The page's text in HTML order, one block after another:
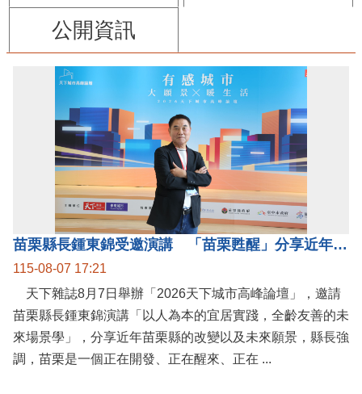
公開資訊
苗栗縣長鍾東錦受邀演講 「苗栗甦醒」分享近年轉變
115-08-07 17:21
天下雜誌8月7日舉辦「2026天下城市高峰論壇」，邀請
苗栗縣長鍾東錦演講「以人為本的宜居實踐，全齡友善的未
來場景學」，分享近年苗栗縣的改變以及未來願景，縣長強
調，苗栗是一個正在開發、正在醒來、正在 ...